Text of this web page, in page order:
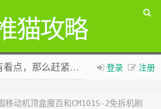
猫攻略
登录 注册
如果您觉得本站非常有看点，那么赶紧使用Ctrl+D 收藏吧
抖推猫官网
移动机顶盒魔百和CM101S-2免拆机刷